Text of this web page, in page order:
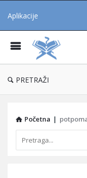
Aplikacije
PRETRAŽI
Početna |